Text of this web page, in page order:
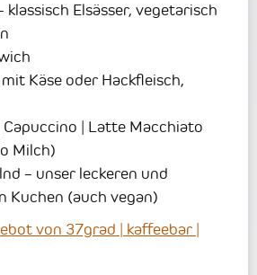
klassisch Elsässer, vegetarisch
Käse oder Hackfleisch,
Capuccino | Latte Macchiato
Milch)
– unser leckeren und
Kuchen (auch vegan)
von 37grad | kaffeebar |